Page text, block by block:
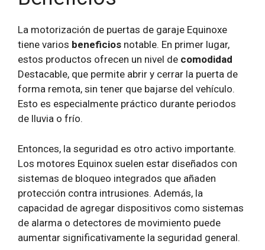
La motorización de puertas de garaje Equinoxe
tiene varios beneficios notable. En primer lugar,
estos productos ofrecen un nivel de comodidad
Destacable, que permite abrir y cerrar la puerta de
forma remota, sin tener que bajarse del vehículo.
Esto es especialmente práctico durante periodos
de lluvia o frío.
Entonces, la seguridad es otro activo importante.
Los motores Equinox suelen estar diseñados con
sistemas de bloqueo integrados que añaden
protección contra intrusiones. Además, la
capacidad de agregar dispositivos como sistemas
de alarma o detectores de movimiento puede
aumentar significativamente la seguridad general.